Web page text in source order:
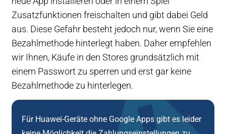
Zusatzfunktionen freischalten und gibt dabei Geld
aus. Diese Gefahr besteht jedoch nur, wenn Sie eine
Bezahlmethode hinterlegt haben. Daher empfehlen
wir Ihnen, Käufe in den Stores grundsätzlich mit
einem Passwort zu sperren und erst gar keine
Bezahlmethode zu hinterlegen.
Für Huawei-Geräte ohne Google Apps gibt es leider